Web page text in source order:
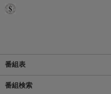
番組表
番組検索